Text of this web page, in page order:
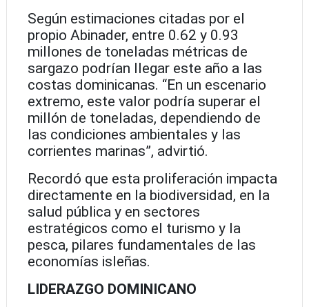
Según estimaciones citadas por el
propio Abinader, entre 0.62 y 0.93
millones de toneladas métricas de
sargazo podrían llegar este año a las
costas dominicanas. “En un escenario
extremo, este valor podría superar el
millón de toneladas, dependiendo de
las condiciones ambientales y las
corrientes marinas”, advirtió.
Recordó que esta proliferación impacta
directamente en la biodiversidad, en la
salud pública y en sectores
estratégicos como el turismo y la
pesca, pilares fundamentales de las
economías isleñas.
LIDERAZGO DOMINICANO